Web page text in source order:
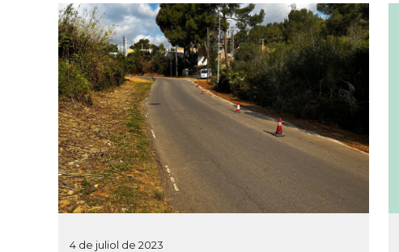
4 de juliol de 2023